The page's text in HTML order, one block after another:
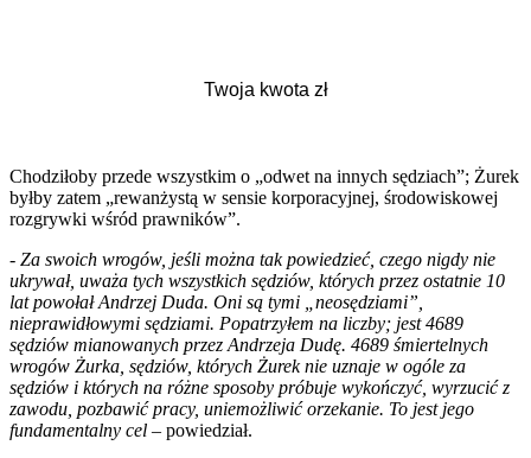
Chodziłoby przede wszystkim o „odwet na innych sędziach”; Żurek
byłby zatem „rewanżystą w sensie korporacyjnej, środowiskowej
rozgrywki wśród prawników”.
- Za swoich wrogów, jeśli można tak powiedzieć, czego nigdy nie
ukrywał, uważa tych wszystkich sędziów, których przez ostatnie 10
lat powołał Andrzej Duda. Oni są tymi „neosędziami”,
nieprawidłowymi sędziami. Popatrzyłem na liczby; jest 4689
sędziów mianowanych przez Andrzeja Dudę. 4689 śmiertelnych
wrogów Żurka, sędziów, których Żurek nie uznaje w ogóle za
sędziów i których na różne sposoby próbuje wykończyć, wyrzucić z
zawodu, pozbawić pracy, uniemożliwić orzekanie. To jest jego
fundamentalny cel – powiedział.